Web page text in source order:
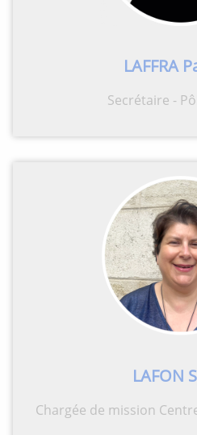
LAFFRA
Secrétaire -
LAFON
Chargée de mission